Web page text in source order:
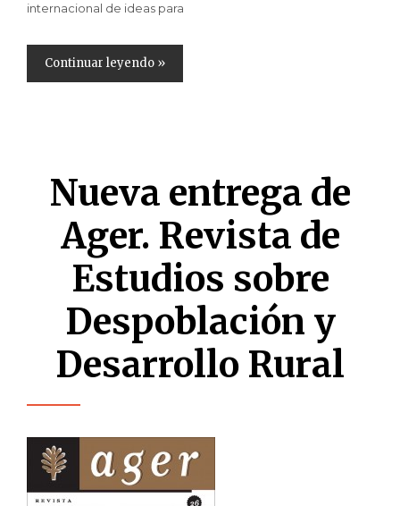
internacional de ideas para
Continuar leyendo »
Nueva entrega de
Ager. Revista de
Estudios sobre
Despoblación y
Desarrollo Rural